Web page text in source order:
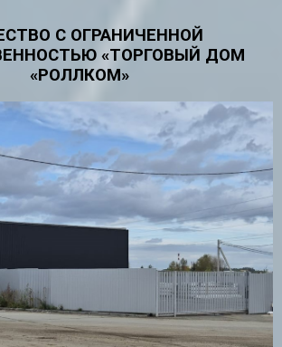
С ОГРАНИЧЕННОЙ
«ТОРГОВЫЙ ДОМ
«РОЛЛКОМ»